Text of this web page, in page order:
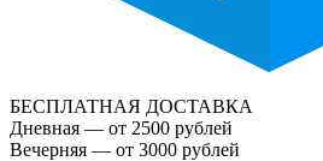
БЕСПЛАТНАЯ ДОСТАВКА
Дневная — от 2500 рублей
Вечерняя — от 3000 рублей